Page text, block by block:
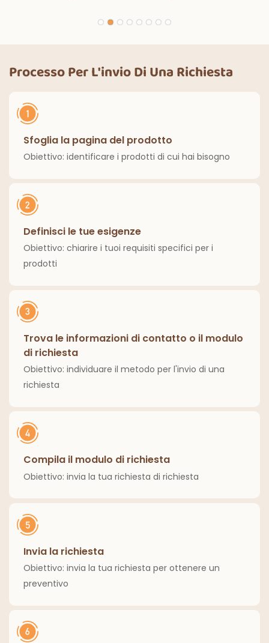
nero con luci
classiche per interni
per bambini,
Processo Per L'invio Di Una Richiesta
Sfoglia la pagina del prodotto
Obiettivo: identificare i prodotti di cui hai bisogno
Definisci le tue esigenze
Obiettivo: chiarire i tuoi requisiti specifici per i
prodotti
Trova le informazioni di contatto o il modulo
di richiesta
Obiettivo: individuare il metodo per l'invio di una
richiesta
Compila il modulo di richiesta
Obiettivo: invia la tua richiesta di richiesta
Invia la richiesta
Obiettivo: invia la tua richiesta per ottenere un
preventivo